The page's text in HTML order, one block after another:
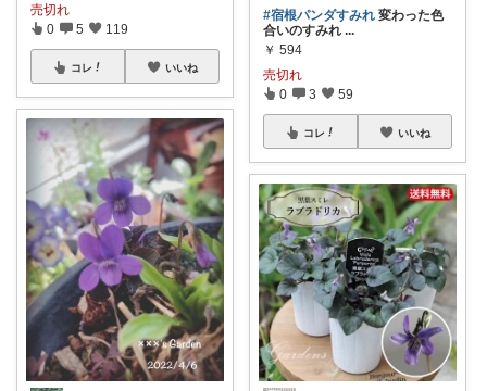
売切れ
0 5 119
コレ いいね
#宿根パンダすみれ 変わった色
合いのすみれ ...
￥ 594
売切れ
0 3 59
コレ いいね